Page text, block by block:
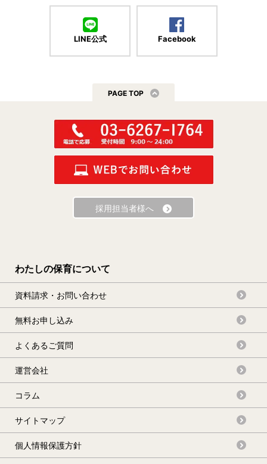
LINE公式 Facebook
PAGE TOP
採用担当者様へ
わたしの保育について
資料請求・お問い合わせ
無料お申し込み
よくあるご質問
運営会社
コラム
サイトマップ
個人情報保護方針